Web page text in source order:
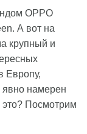
OPPO
А вот на
крупный и
Европу,
явно намерен
это? Посмотрим